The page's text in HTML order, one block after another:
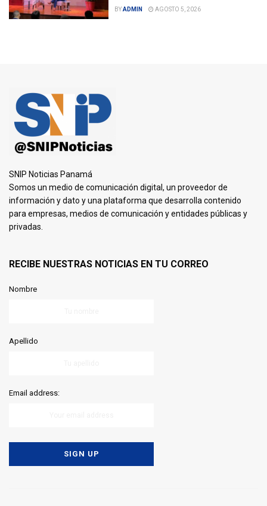
BYADMIN AGOSTO 5, 2026
SNIP Noticias Panamá
Somos un medio de comunicación digital, un proveedor de
información y dato y una plataforma que desarrolla contenido
para empresas, medios de comunicación y entidades públicas y
privadas.
RECIBE NUESTRAS NOTICIAS EN TU CORREO
Nombre
Apellido
Email address: